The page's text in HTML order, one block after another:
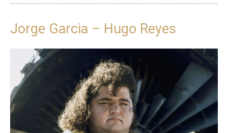
Jorge Garcia – Hugo Reyes